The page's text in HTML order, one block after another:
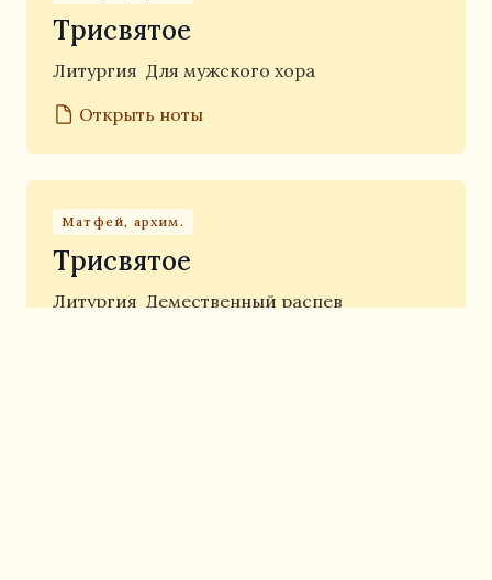
Трисвятое
Литургия Для мужского хора
Открыть ноты
Матфей, архим.
Трисвятое
Литургия Демественный распев